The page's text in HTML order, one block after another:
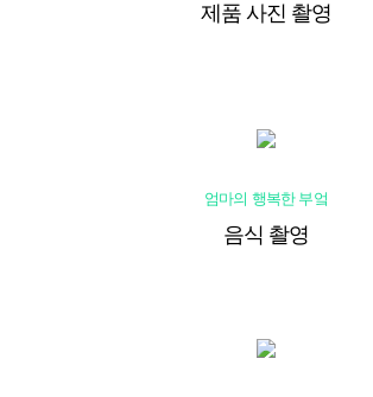
제품 사진 촬영
엄마의 행복한 부엌
음식 촬영